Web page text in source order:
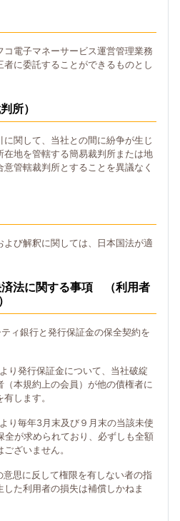
電子マネーサービス運営管理業務
に委託することができるものとし
所）
関して、当社との間に紛争が生じ
在地を管轄する簡易裁判所または地
管轄裁判所とすることを異議なく
び解釈に関しては、日本国法が適
法に関する事項 （利用者
ィ銀行と発行保証金の保全契約を
り発行保証金について、当社破綻
本規約上の会員）が他の債権者に
します。
り毎年3月末及び９月末の当該未使
全が求められており、必ずしも全額
ざいません。
思に反して権限を有しない者の指
た利用者の損失は補償しかねま